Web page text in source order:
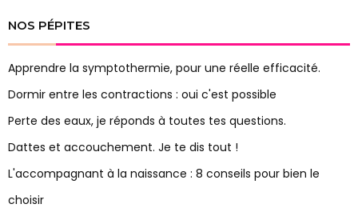
NOS PÉPITES
Apprendre la symptothermie, pour une réelle efficacité.
Dormir entre les contractions : oui c'est possible
Perte des eaux, je réponds à toutes tes questions.
Dattes et accouchement. Je te dis tout !
L'accompagnant à la naissance : 8 conseils pour bien le
choisir